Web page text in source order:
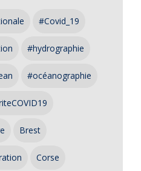
#Covid_19
#hydrographie
#océanographie
Brest
Corse